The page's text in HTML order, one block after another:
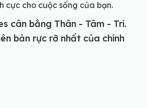
cực cho cuộc sống của bạn.
cân bằng Thân - Tâm - Trí.
bản rực rỡ nhất của chính